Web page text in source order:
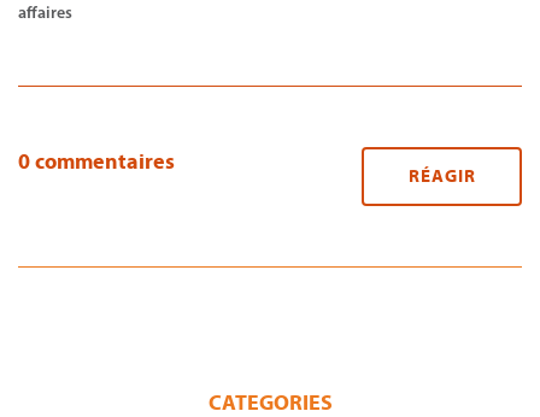
affaires
0 commentaires
RÉAGIR
CATEGORIES